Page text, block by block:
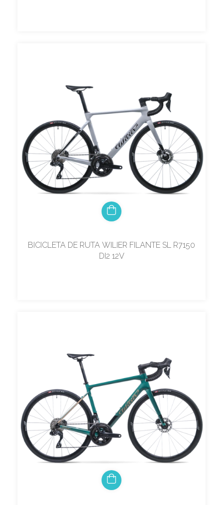
BICICLETA DE RUTA WILIER FILANTE SL R7150
DI2 12V